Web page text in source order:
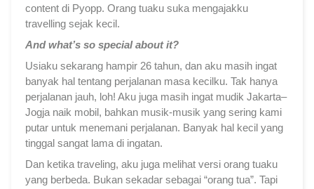
content di Pyopp. Orang tuaku suka mengajakku
travelling sejak kecil.
And what’s so special about it?
Usiaku sekarang hampir 26 tahun, dan aku masih ingat
banyak hal tentang perjalanan masa kecilku. Tak hanya
perjalanan jauh, loh! Aku juga masih ingat mudik Jakarta–
Jogja naik mobil, bahkan musik-musik yang sering kami
putar untuk menemani perjalanan. Banyak hal kecil yang
tinggal sangat lama di ingatan.
Dan ketika traveling, aku juga melihat versi orang tuaku
yang berbeda. Bukan sekadar sebagai “orang tua”. Tapi